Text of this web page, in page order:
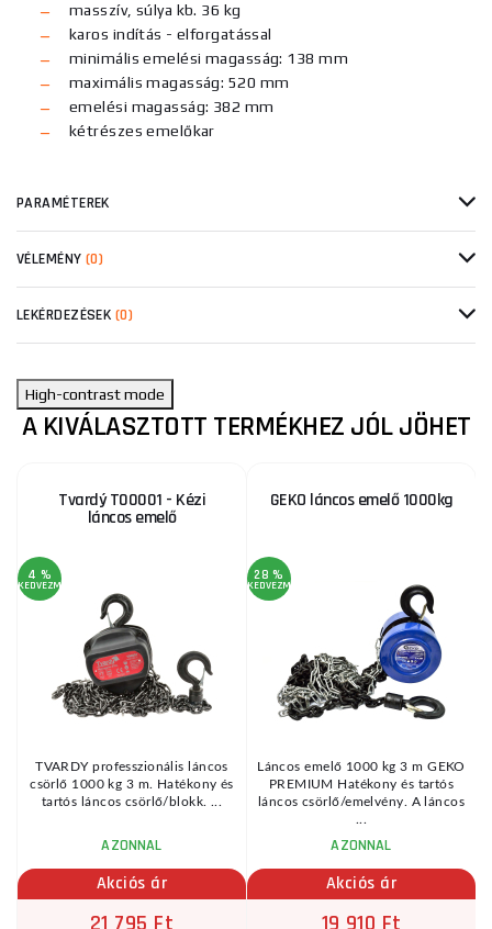
masszív, súlya kb. 36 kg
karos indítás - elforgatással
minimális emelési magasság: 138 mm
maximális magasság: 520 mm
emelési magasság: 382 mm
kétrészes emelőkar
PARAMÉTEREK
VÉLEMÉNY (0)
LEKÉRDEZÉSEK (0)
High-contrast mode
A KIVÁLASZTOTT TERMÉKHEZ JÓL JÖHET
Tvardý T00001 - Kézi
láncos emelő
4 %
KEDVEZMÉNY
TVARDY professzionális láncos
csörlő 1000 kg 3 m. Hatékony és
tartós láncos csörlő/blokk. ...
AZONNAL
Akciós ár
GEKO láncos emelő 1000kg
28 %
KEDVEZMÉNY
Láncos emelő 1000 kg 3 m GEKO
PREMIUM Hatékony és tartós
láncos csörlő/emelvény. A láncos
AZONNAL
Akciós ár